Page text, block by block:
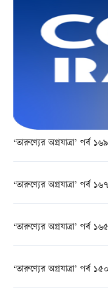
‘তারুণ্যের অগ্রযাত্রা’ পর্ব ১৬৯
‘তারুণ্যের অগ্রযাত্রা’ পর্ব ১৬৭
‘তারুণ্যের অগ্রযাত্রা’ পর্ব ১৬৫
‘তারুণ্যের অগ্রযাত্রা’ পর্ব ১৫০